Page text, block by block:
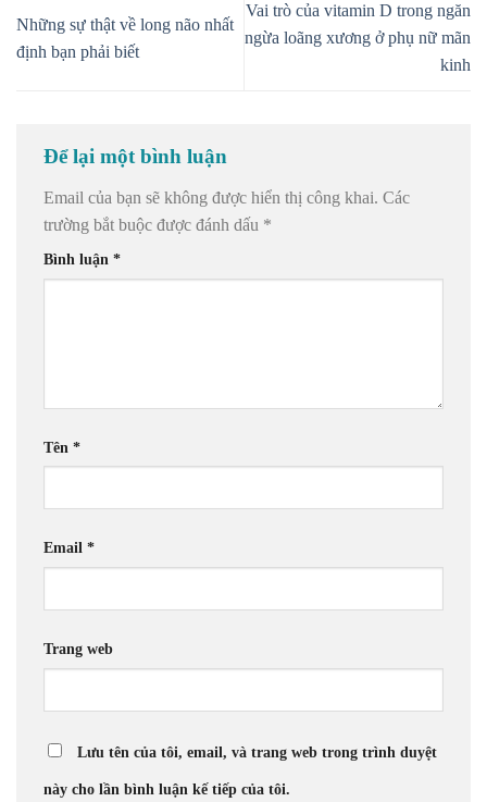
Những sự thật về long não nhất
định bạn phải biết
Vai trò của vitamin D trong ngăn
ngừa loãng xương ở phụ nữ mãn
kinh
Để lại một bình luận
Email của bạn sẽ không được hiển thị công khai. Các
trường bắt buộc được đánh dấu *
Bình luận *
Tên *
Email *
Trang web
Lưu tên của tôi, email, và trang web trong trình duyệt
này cho lần bình luận kế tiếp của tôi.